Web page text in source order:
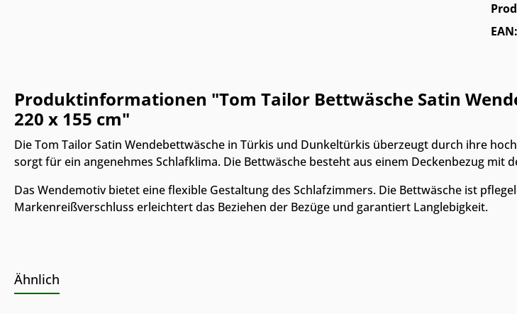
EAN:
Produktinformationen "Tom Tailor Bettwäsche Satin
220 x 155 cm"
Die Tom Tailor Satin Wendebettwäsche in Türkis und Dunkeltürkis überzeugt durch ihre
sorgt für ein angenehmes Schlafklima. Die Bettwäsche besteht aus einem Deckenbezug mit
Das Wendemotiv bietet eine flexible Gestaltung des Schlafzimmers. Die Bettwäsche ist
Markenreißverschluss erleichtert das Beziehen der Bezüge und garantiert Langlebigkeit.
Ähnlich
Nur Online erhältlich